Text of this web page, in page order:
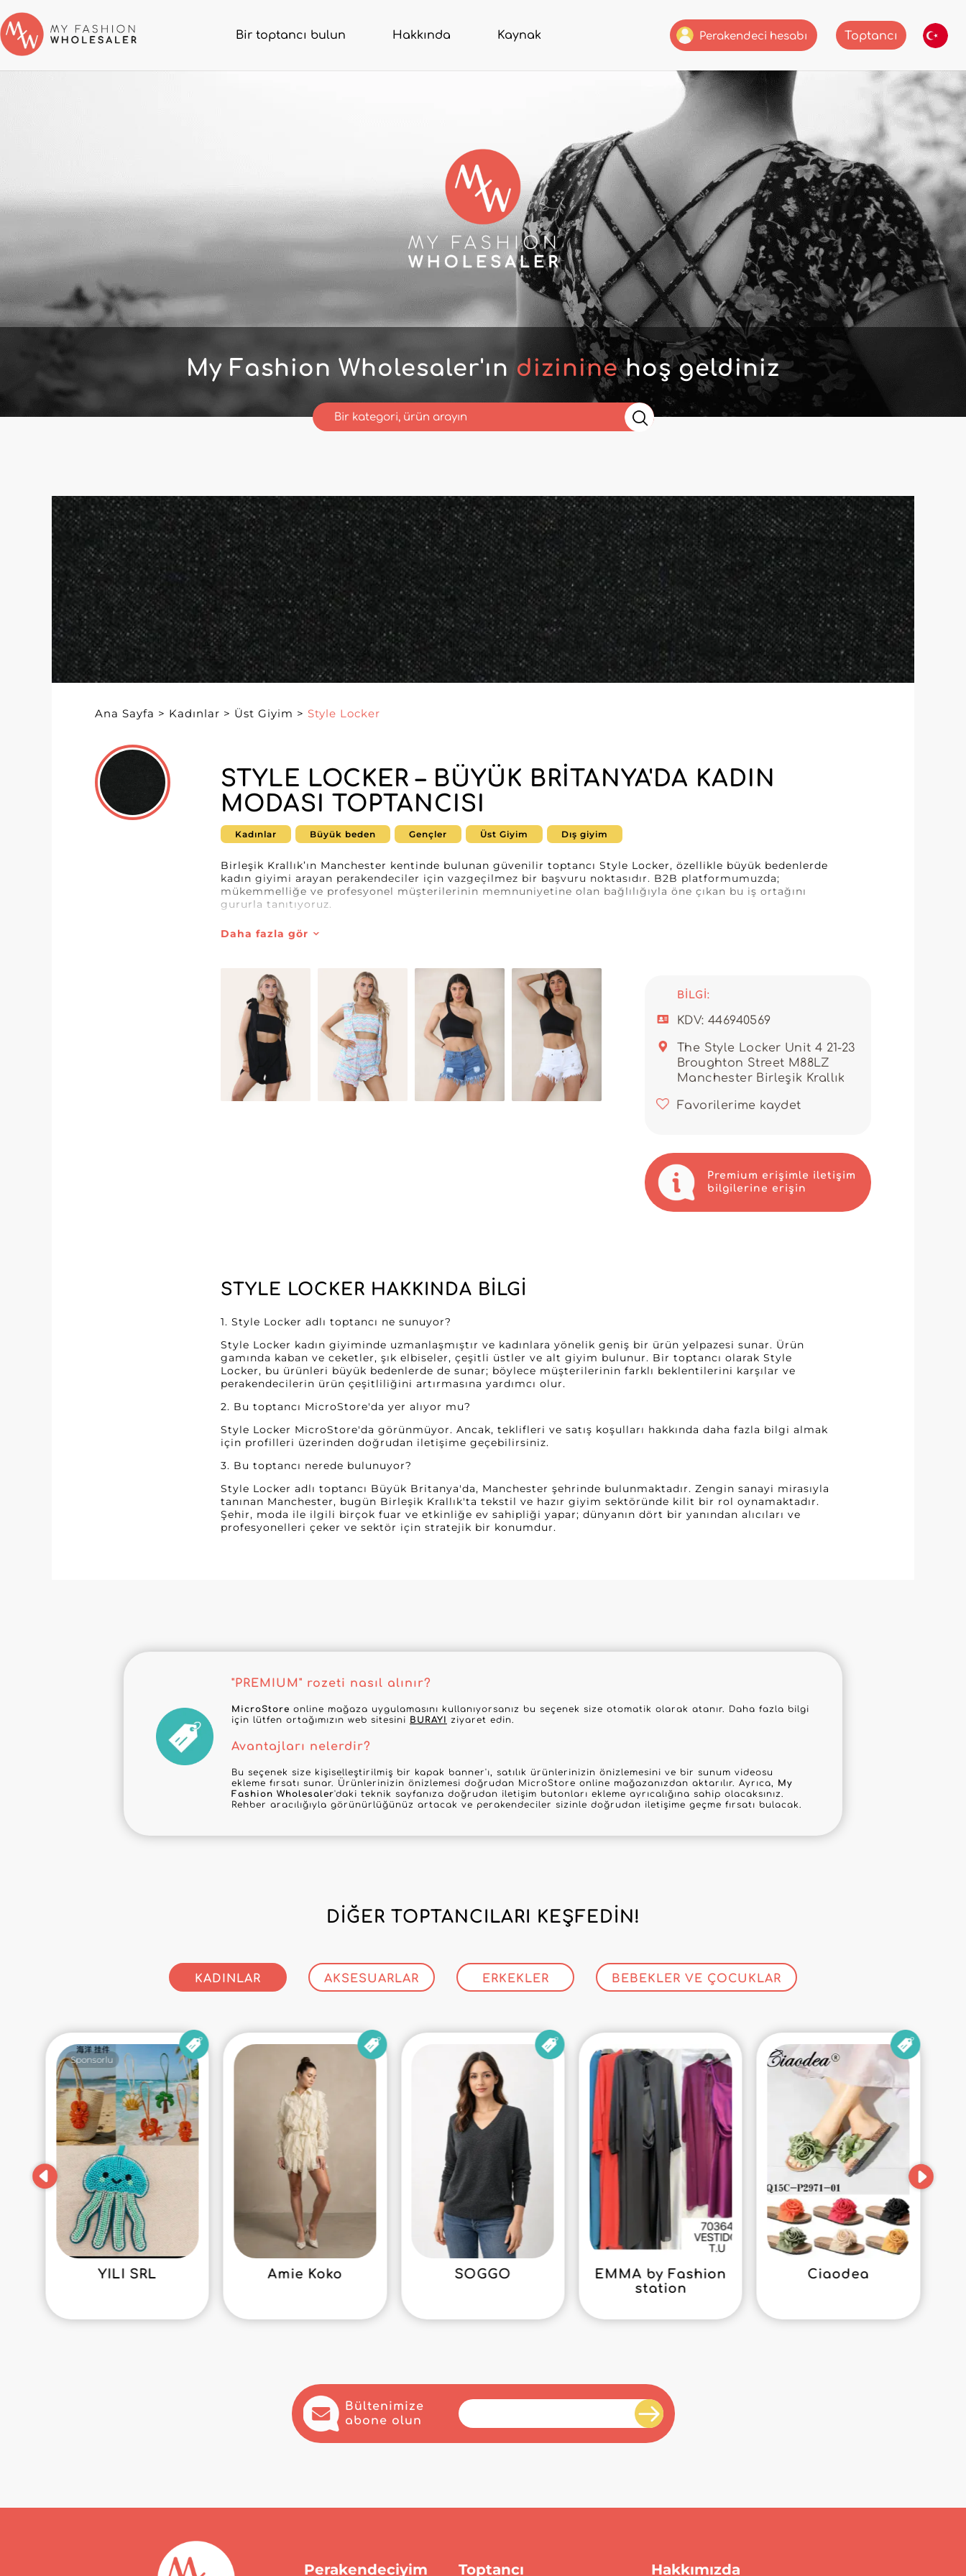
Bir toptancı bulun Hakkında Kaynak Perakendeci hesabı Toptancı
My Fashion Wholesaler'ın dizininehoş geldiniz
Ana Sayfa > Kadınlar > Üst Giyim > Style Locker
STYLE LOCKER – BÜYÜK BRITANYA'DA KADIN
MODASI TOPTANCISI
Kadınlar Büyük beden Gençler Üst Giyim Dış giyim
Birleşik Krallık’ın Manchester kentinde bulunan güvenilir toptancı Style Locker, özellikle büyük bedenlerde
kadın giyimi arayan perakendeciler için vazgeçilmez bir başvuru noktasıdır. B2B platformumuzda;
mükemmelliğe ve profesyonel müşterilerinin memnuniyetine olan bağlılığıyla öne çıkan bu iş ortağını
gururla tanıtıyoruz.
Style Locker; mont, elbise, üst ve alt giyimden oluşan geniş bir ürün yelpazesi sunar ve değişen pazar
ihtiyaçlarına cevap verecek şekilde özenle tasarlanır. Her parça, modern tasarımı ve kusursuz işçiliğiyle
fonksiyonelliği birleştirir; hava koşullarına stil sahibi bir şekilde karşı koymak için idealdir. Elbise ve üstler
ise konforları ve zarafetleriyle öne çıkar, her kombini cazip bir avantaja dönüştürür.
Bu toptancı, çevrim içi sipariş ve takip süreçlerinin kolayca yönetilmesini sağlayan akıcı ve sezgisel bir
deneyim sunmak için MicroStore’a güveniyor. Style Locker’in güvenilirliği ve modern yaklaşımı, satıcıların
sorularını yanıtlamaya ve ihtiyaçlarına uygun çözümler sunmaya her zaman hazır, hızlı ve ilgili müşteri
hizmetleriyle de kanıtlanıyor.
Seçiminiz Style Locker olduğunda; rekabetçi fiyat koşulları, hızlı teslimat süreleri ve trendlere öncülük
etmek için koleksiyonların düzenli olarak yenilenmesi gibi birçok avantajdan yararlanırsınız. Style Locker,
işletmeniz için stratejik bir müttefik olarak konumlanır; kaliteli ve şık ürünlerle pazarda farklılaşmanıza ve
müşteri sadakati oluşturmanıza yardımcı olur.
Daha fazla gör
BILGI:
KDV: 446940569
The Style Locker Unit 4 21-23
Broughton Street M88LZ
Manchester Birleşik Krallık
Favorilerime kaydet
Premium erişimle iletişim
bilgilerine erişin
STYLE LOCKER HAKKINDA BILGI
1. Style Locker adlı toptancı ne sunuyor?
Style Locker kadın giyiminde uzmanlaşmıştır ve kadınlara yönelik geniş bir ürün yelpazesi sunar. Ürün
gamında kaban ve ceketler, şık elbiseler, çeşitli üstler ve alt giyim bulunur. Bir toptancı olarak Style
Locker, bu ürünleri büyük bedenlerde de sunar; böylece müşterilerinin farklı beklentilerini karşılar ve
perakendecilerin ürün çeşitliliğini artırmasına yardımcı olur.
2. Bu toptancı MicroStore'da yer alıyor mu?
Style Locker MicroStore'da görünmüyor. Ancak, teklifleri ve satış koşulları hakkında daha fazla bilgi almak
için profilleri üzerinden doğrudan iletişime geçebilirsiniz.
3. Bu toptancı nerede bulunuyor?
Style Locker adlı toptancı Büyük Britanya'da, Manchester şehrinde bulunmaktadır. Zengin sanayi mirasıyla
tanınan Manchester, bugün Birleşik Krallık'ta tekstil ve hazır giyim sektöründe kilit bir rol oynamaktadır.
Şehir, moda ile ilgili birçok fuar ve etkinliğe ev sahipliği yapar; dünyanın dört bir yanından alıcıları ve
profesyonelleri çeker ve sektör için stratejik bir konumdur.
"PREMIUM" rozeti nasıl alınır?
MicroStore online mağaza uygulamasını kullanıyorsanız bu seçenek size otomatik olarak atanır. Daha fazla bilgi
için lütfen ortağımızın web sitesini BURAYI ziyaret edin.
Avantajları nelerdir?
Bu seçenek size kişiselleştirilmiş bir kapak banner'ı, satılık ürünlerinizin önizlemesini ve bir sunum videosu
ekleme fırsatı sunar. Ürünlerinizin önizlemesi doğrudan MicroStore online mağazanızdan aktarılır. Ayrıca, My
Fashion Wholesaler'daki teknik sayfanıza doğrudan iletişim butonları ekleme ayrıcalığına sahip olacaksınız.
Rehber aracılığıyla görünürlüğünüz artacak ve perakendeciler sizinle doğrudan iletişime geçme fırsatı bulacak.
DIĞER TOPTANCILARI KEŞFEDIN!
KADINLAR AKSESUARLAR ERKEKLER BEBEKLER VE ÇOCUKLAR
Sponsorlu
YILI SRL Amie Koko SOGGO
EMMA by Fashion
station
Ciaodea
Bültenimize
abone olun
Perakendeciyim Toptancı Hakkımızda